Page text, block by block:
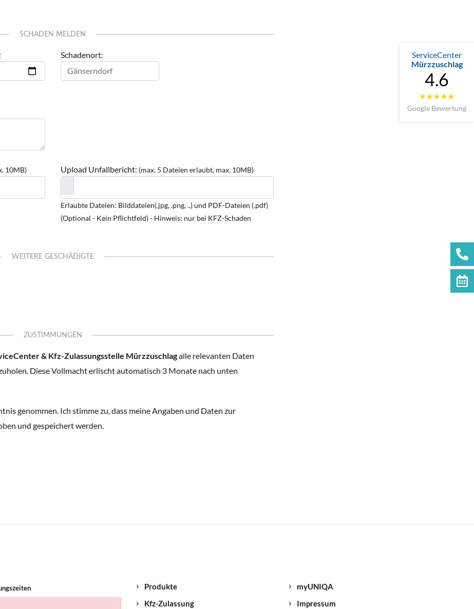
ServiceCenter
Mürzzuschlag
4.6
Google Bewertung
SCHADEN MELDEN
Schadenort:
10MB) Upload Unfallbericht: (max. 5 Dateien erlaubt, max. 10MB)
Erlaubte Dateien: Bilddateien(.jpg, .png, ..) und PDF-Dateien (.pdf)
(Optional - Kein Pflichtfeld) - Hinweis: nur bei KFZ-Schaden
WEITERE GESCHÄDIGTE
ZUSTIMMUNGEN
& Kfz-Zulassungsstelle Mürzzuschlagalle relevanten Daten
Diese Vollmacht erlischt automatisch 3 Monate nach unten
genommen. Ich stimme zu, dass meine Angaben und Daten zur
und gespeichert werden.
Produkte
Kfz-Zulassung
myUNIQA
Impressum